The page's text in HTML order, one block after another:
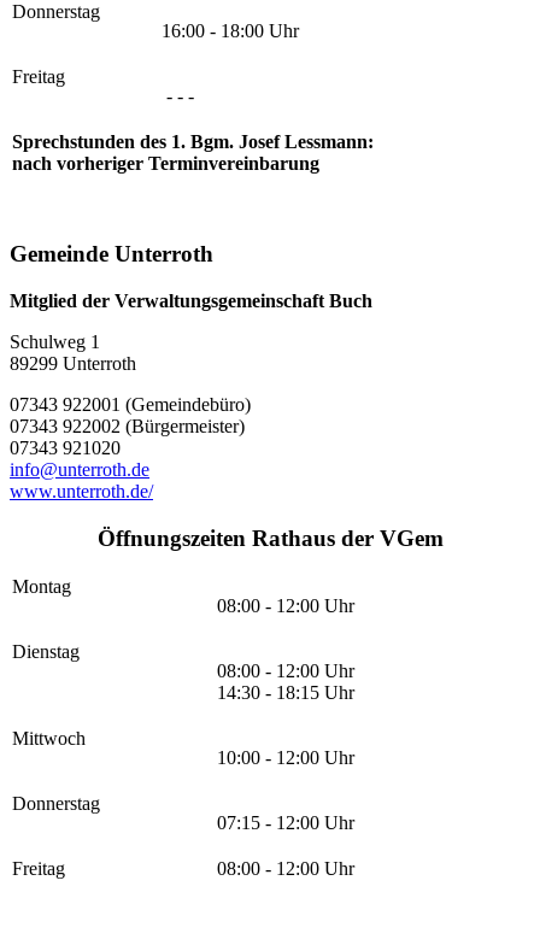
Donnerstag
16:00 - 18:00 Uhr
Freitag
- - -
Sprechstunden des 1. Bgm. Josef Lessmann:
nach vorheriger Terminvereinbarung
Gemeinde Unterroth
Mitglied der Verwaltungsgemeinschaft Buch
Schulweg 1
89299 Unterroth
07343 922001 (Gemeindebüro)
07343 922002 (Bürgermeister)
07343 921020
info@unterroth.de
www.unterroth.de/
Öffnungszeiten Rathaus der VGem
Montag
08:00 - 12:00 Uhr
Dienstag
08:00 - 12:00 Uhr
14:30 - 18:15 Uhr
Mittwoch
10:00 - 12:00 Uhr
Donnerstag
07:15 - 12:00 Uhr
Freitag 08:00 - 12:00 Uhr